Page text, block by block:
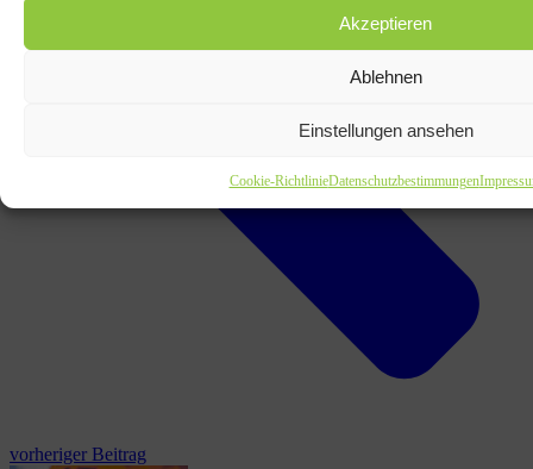
Akzeptieren
Ablehnen
Einstellungen ansehen
Cookie-RichtlinieDatenschutzbestimmungen
vorheriger Beitrag